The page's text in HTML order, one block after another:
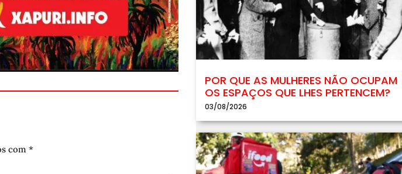
com *
POR QUE AS MULHERES NÃO OCUPAM
OS ESPAÇOS QUE LHES PERTENCEM?
03/08/2026